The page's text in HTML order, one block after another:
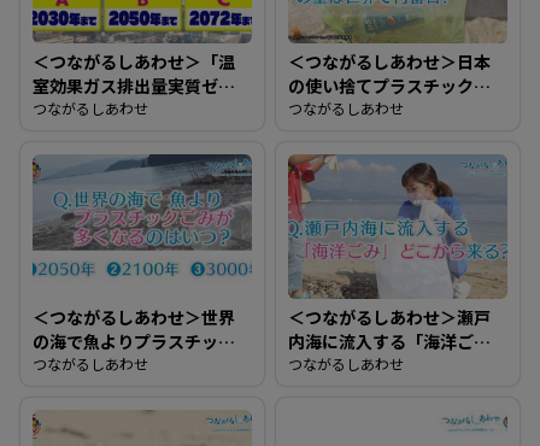
＜つながるしあわせ＞「温
室効果ガス排出量実質ゼロ
＝ネット・ネットカーボ
いつ？
つながるしあわせ
＜つながるしあわせ＞日本
の使い捨てプラスチックご
みの量は世界で何番目？
つながるしあわせ
＜つながるしあわせ＞世界
の海で魚よりプラスチック
ごみが多くなるのはいつ？
つながるしあわせ
＜つながるしあわせ＞瀬戸
内海に流入する「海洋ご
み」どこから来る？
つながるしあわせ